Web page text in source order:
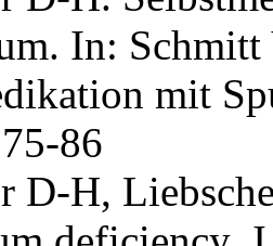
In:
mit
86
D-H,